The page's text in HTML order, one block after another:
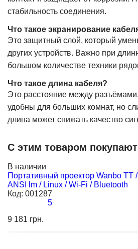
стабильность соединения.
Что такое экранирование
Это защитный слой, который
других устройств. Важно при
большом количестве техники
Что такое длина кабеля?
Это расстояние между
удобны для больших комнат, но
длина может снижать качество
С этим товаром покупают
В наличии
Портативный проектор Wanbo TT
ANSI lm / Linux / Wi-Fi / Bluetooth
Код: 001287
5
9 181 грн.